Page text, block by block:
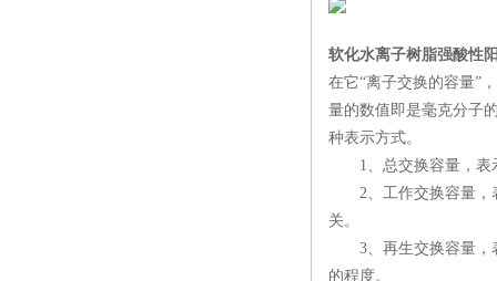
软化水离子树脂强酸性
在它“离子交换的容量”
量的数值即是毫克分子
种表示方式。
1、总交换容量，表示
2、工作交换容量，表
关。
3、再生交换容量，表
的程度。